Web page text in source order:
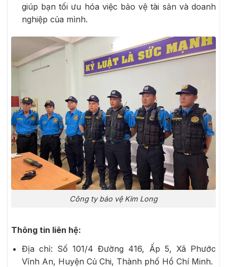
giúp bạn tối ưu hóa việc bảo vệ tài sản và doanh
nghiệp của mình.
Công ty bảo vệ Kim Long
Thông tin liên hệ:
Địa chỉ: Số 101/4 Đường 416, Ấp 5, Xã Phước
Vĩnh An, Huyện Củ Chi, Thành phố Hồ Chí Minh.